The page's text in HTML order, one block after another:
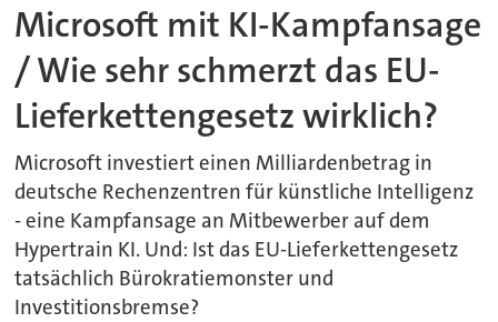
Microsoft mit KI-Kampfansage
/ Wie sehr schmerzt das EU-
Lieferkettengesetz wirklich?
Microsoft investiert einen Milliardenbetrag in
deutsche Rechenzentren für künstliche Intelligenz
- eine Kampfansage an Mitbewerber auf dem
Hypertrain KI. Und: Ist das EU-Lieferkettengesetz
tatsächlich Bürokratiemonster und
Investitionsbremse?